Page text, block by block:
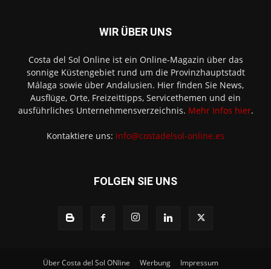
WIR ÜBER UNS
Costa del Sol Online ist ein Online-Magazin über das
sonnige Küstengebiet rund um die Provinzhauptstadt
Málaga sowie über Andalusien. Hier finden Sie News,
Ausflüge, Orte, Freizeittipps, Servicethemen und ein
ausführliches Unternehmensverzeichnis. Mehr Infos hier.
Kontaktiere uns: info@costadelsol-online.es
FOLGEN SIE UNS
Über Costa del Sol ONline Werbung Impressum